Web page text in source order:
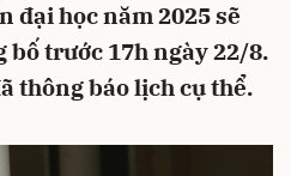
đại học năm 2025 sẽ
bố trước 17h ngày 22/8.
thông báo lịch cụ thể.